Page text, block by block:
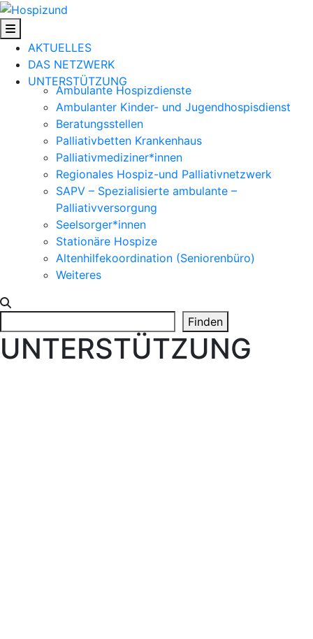
Skip
to
contentAKTUELLES
DAS NETZWERK
UNTERSTÜTZUNG
Ambulante Hospizdienste
Ambulanter Kinder- und Jugendhospisdienst
Beratungsstellen
Palliativbetten Krankenhaus
Palliativmediziner*innen
Regionales Hospiz-und Palliativnetzwerk
SAPV – Spezialisierte ambulante –
Palliativversorgung
Seelsorger*innen
Stationäre Hospize
Altenhilfekoordination (Seniorenbüro)
Weiteres
Finden
UNTERSTÜTZUNG